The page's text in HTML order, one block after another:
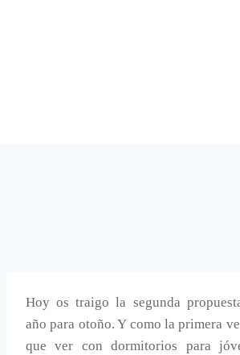
Hoy os traigo la segunda
año para otoño. Y como la primera
que ver con dormitorios para